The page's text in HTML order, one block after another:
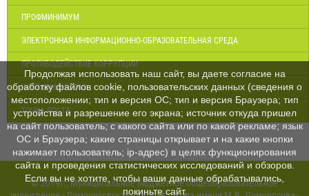
ПРОФМИНИМУМ
ЭЛЕКТРОННАЯ ИНФОРМАЦИОННО-ОБРАЗОВАТЕЛЬНАЯ СРЕДА
ПРОТИВОДЕЙСТВИЕ КОРРУПЦИИ
НАСТАВНИЧЕСТВО
ТОЧКА РОСТА
© 2019г., Муниципальное бюджетное общеобразовательное
Продолжая использовать наш сайт, вы даете согласие на
обработку файлов cookie, пользовательских данных (сведения о
местоположении; тип и версия ОС; тип и версия Браузера; тип
устройства и разрешение его экрана; источник откуда пришел
на сайт пользователь; с какого сайта или по какой рекламе; язык
ОС и Браузера; какие страницы открывает и на какие кнопки
нажимает пользователь; ip-адрес) в целях функционирования
сайта и проведения статистических исследований и обзоров.
Если вы не хотите, чтобы ваши данные обрабатывались,
покиньте сайт.